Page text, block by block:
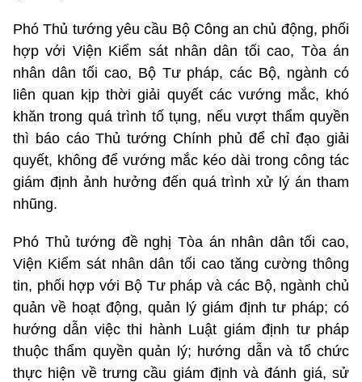
Phó Thủ tướng yêu cầu Bộ Công an chủ động, phối
hợp với Viện Kiểm sát nhân dân tối cao, Tòa án
nhân dân tối cao, Bộ Tư pháp, các Bộ, ngành có
liên quan kịp thời giải quyết các vướng mắc, khó
khăn trong quá trình tố tụng, nếu vượt thẩm quyền
thì báo cáo Thủ tướng Chính phủ để chỉ đạo giải
quyết, không để vướng mắc kéo dài trong công tác
giám định ảnh hưởng đến quá trình xử lý án tham
nhũng.
Phó Thủ tướng đề nghị Tòa án nhân dân tối cao,
Viện Kiểm sát nhân dân tối cao tăng cường thông
tin, phối hợp với Bộ Tư pháp và các Bộ, ngành chủ
quản về hoạt động, quản lý giám định tư pháp; có
hướng dẫn việc thi hành Luật giám định tư pháp
thuộc thẩm quyền quản lý; hướng dẫn và tổ chức
thực hiện về trưng cầu giám định và đánh giá, sử